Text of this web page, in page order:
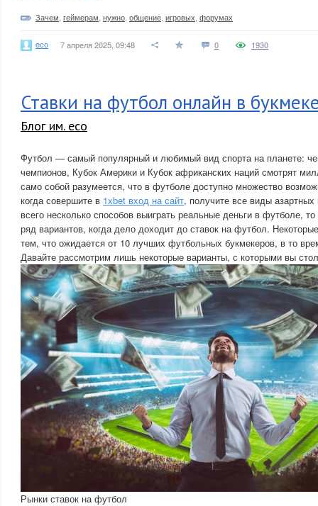
Зачем геймерам нужно общение игровых форумах
eco 7 апреля 2025, 09:48 0 1930
Ставки на футбол онлайн в
Блог им. eco
Футбол — самый популярный и любимый вид спорта на планете:
чемпионов, Кубок Америки и Кубок африканских наций смотрят
само собой разумеется, что в футболе доступно множество
когда совершите в 1xbet вход на сайт, получите все виды
всего несколько способов выиграть реальные деньги в футболе,
ряд вариантов, когда дело доходит до ставок на футбол.
тем, что ожидается от 10 лучших футбольных букмекеров, в то
Давайте рассмотрим лишь некоторые варианты, с которыми вы
Рынки ставок на футбол